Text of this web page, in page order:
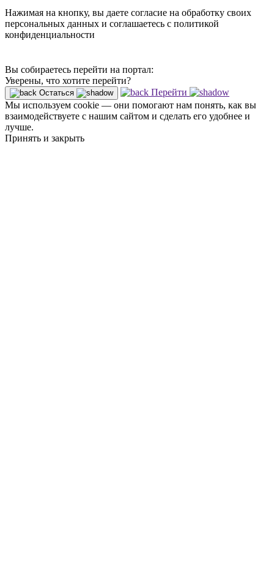
Нажимая на кнопку, вы даете согласие на обработку своих
персональных данных и соглашаетесь с политикой
конфиденциальности
Вы собираетесь перейти на портал:
Уверены, что хотите перейти?
Остаться
Перейти
Мы используем cookie — они помогают нам понять, как вы
взаимодействуете с нашим сайтом и сделать его удобнее и
лучше.
Принять и закрыть